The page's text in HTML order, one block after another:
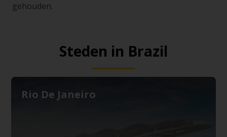
gehouden.
Steden in Brazil
Rio De Janeiro